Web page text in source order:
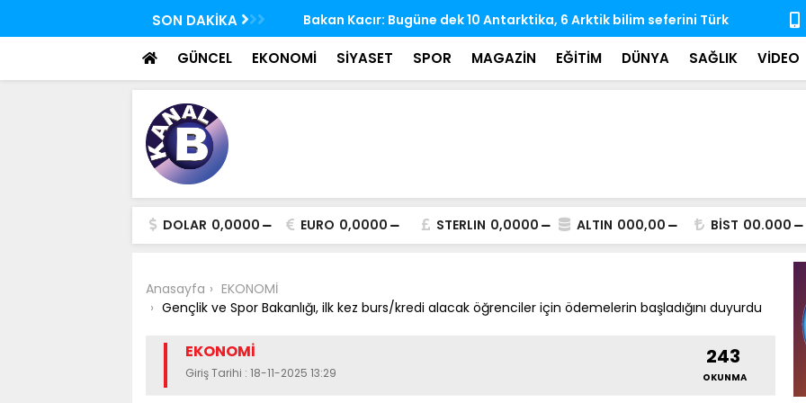
SON DAKİKA
Adalet Komisyonu'nda kabul edildi
Bakan Kacır: Bugüne dek 10 Antarktika, 6 Arktik bilim seferini Türk
bilim insanları gerçekleştirdi
Hayata
iz bıraktı
GÜNCEL EKONOMİ SİYASET SPOR MAGAZİN EĞİTİM DÜNYA SAĞLIK VİDEO
DOLAR 0,0000 EURO 0,0000 STERLIN 0,0000 ALTIN 000,00 BİST 00.000
Anasayfa
EKONOMİ
Gençlik ve Spor Bakanlığı, ilk kez burs/kredi alacak öğrenciler için ödemelerin başladığını duyurdu
EKONOMİ
Giriş Tarihi : 18-11-2025 13:29
243
OKUNMA